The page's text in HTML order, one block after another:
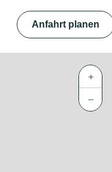
Anfahrt planen
+
−